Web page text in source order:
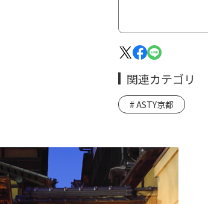
関連カテゴリ
ASTY京都